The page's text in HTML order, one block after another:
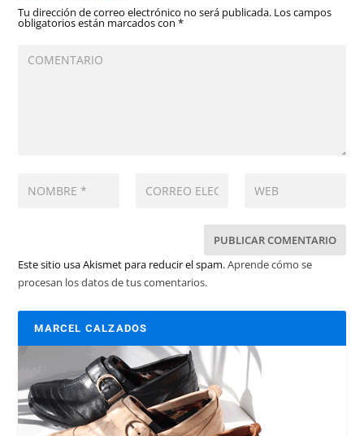
Tu dirección de correo electrónico no será publicada. Los campos
obligatorios están marcados con*
Este sitio usa Akismet para reducir el spam.Aprende cómo se
procesan los datos de tus comentarios.
MARCEL CALZADOS